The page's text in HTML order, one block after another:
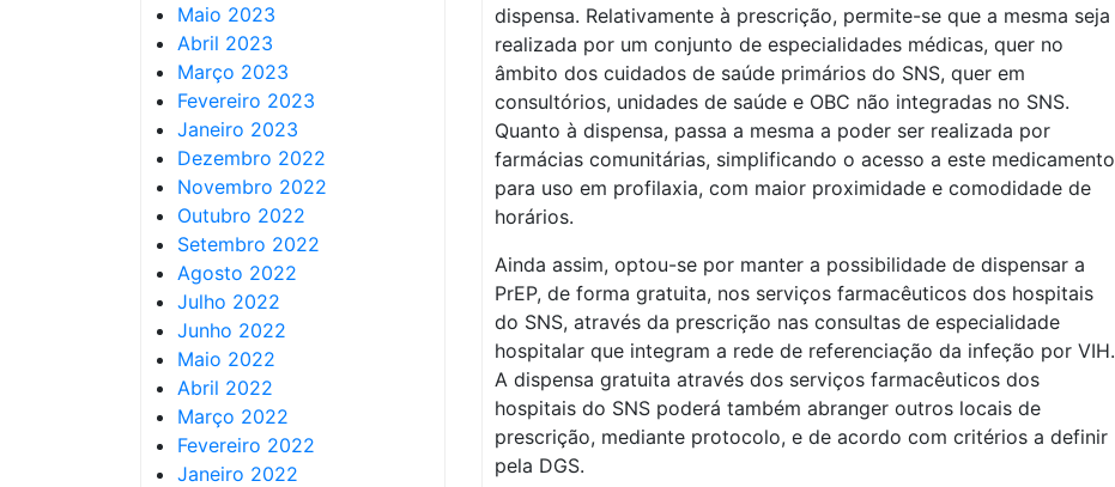
Maio 2023
Abril 2023
Março 2023
Fevereiro 2023
Janeiro 2023
Dezembro 2022
Novembro 2022
Outubro 2022
Setembro 2022
Agosto 2022
Julho 2022
Junho 2022
Maio 2022
Abril 2022
Março 2022
Fevereiro 2022
Janeiro 2022
dispensa. Relativamente à prescrição, permite-se que a mesma seja
realizada por um conjunto de especialidades médicas, quer no
âmbito dos cuidados de saúde primários do SNS, quer em
consultórios, unidades de saúde e OBC não integradas no SNS.
Quanto à dispensa, passa a mesma a poder ser realizada por
farmácias comunitárias, simplificando o acesso a este medicamento
para uso em profilaxia, com maior proximidade e comodidade de
horários.
Ainda assim, optou-se por manter a possibilidade de dispensar a
PrEP, de forma gratuita, nos serviços farmacêuticos dos hospitais
do SNS, através da prescrição nas consultas de especialidade
hospitalar que integram a rede de referenciação da infeção por VIH.
A dispensa gratuita através dos serviços farmacêuticos dos
hospitais do SNS poderá também abranger outros locais de
prescrição, mediante protocolo, e de acordo com critérios a definir
pela DGS.